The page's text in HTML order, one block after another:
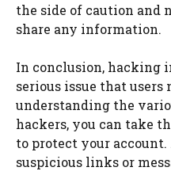
the side of caution and
share any information.
In conclusion, hacking
serious issue that users
understanding the
hackers, you can take
to protect your
suspicious links or